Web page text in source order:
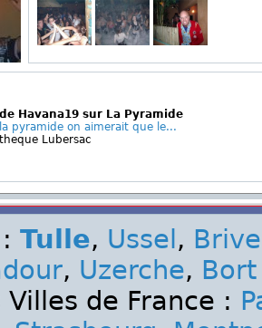
Havana19 sur La Pyramide
pyramide on aimerait que le...
Lubersac
Tulle, Ussel ,
, Uzerche,
de France :